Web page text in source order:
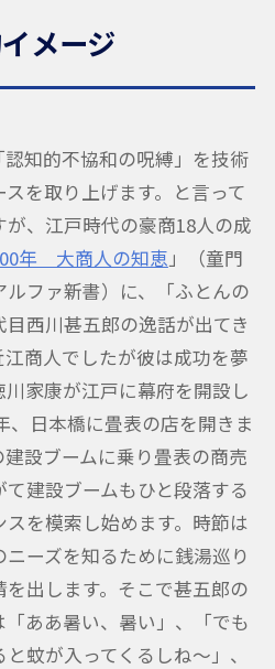
メージ
知的不協和の呪縛」を技術
を取り上げます。と言って
、江戸時代の豪商18人の成
年 大商人の知恵 」（童門
ファ新書）に、「ふとんの
西川甚五郎の逸話が出てき
商人でしたが彼は成功を夢
家康が江戸に幕府を開設し
、日本橋に畳表の店を開きま
設ブームに乗り畳表の商売
建設ブームもひと段落する
を模索し始めます。時節は
ーズを知るために銭湯巡り
出します。そこで甚五郎の
ああ暑い、暑い」、「でも
蚊が入ってくるしね～」、